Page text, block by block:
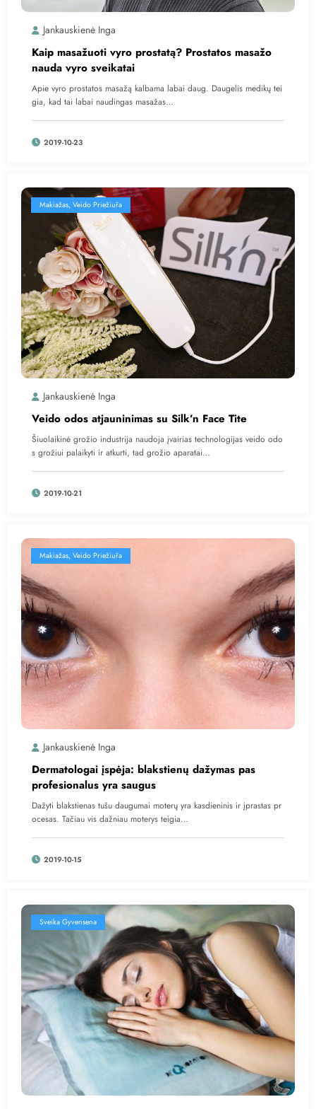
Jankauskienė Inga
Kaip masažuoti vyro prostatą? Prostatos masažo
nauda vyro sveikatai
Apie vyro prostatos masažą kalbama labai daug. Daugelis medikų tei
gia, kad tai labai naudingas masažas…
2019-10-23
Makiažas, Veido Priežiūra
Jankauskienė Inga
Veido odos atjauninimas su Silk’n Face Tite
Šiuolaikinė grožio industrija naudoja įvairias technologijas veido odo
s grožiui palaikyti ir atkurti, tad grožio aparatai…
2019-10-21
Makiažas, Veido Priežiūra
Jankauskienė Inga
Dermatologai įspėja: blakstienų dažymas pas
profesionalus yra saugus
Dažyti blakstienas tušu daugumai moterų yra kasdieninis ir įprastas pr
ocesas. Tačiau vis dažniau moterys teigia…
2019-10-15
Sveika Gyvensena